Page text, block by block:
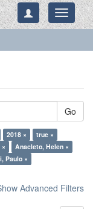
Toggle
Go
2018 ×
true ×
Anacleto, Helen ×
Paulo ×
Advanced Filters